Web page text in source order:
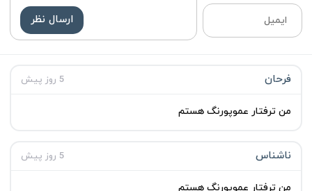
ارسال نظر
فرحان 5 روز پیش
من ترفتار عموپورنگ هستم
ناشناس 5 روز پیش
من ترفتار عموپورنگ هستم